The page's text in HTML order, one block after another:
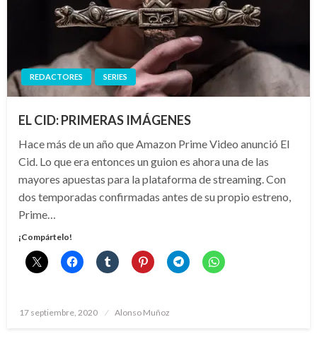
REDACTORES SERIES
EL CID: PRIMERAS IMÁGENES
Hace más de un año que Amazon Prime Video anunció El
Cid. Lo que era entonces un guion es ahora una de las
mayores apuestas para la plataforma de streaming. Con
dos temporadas confirmadas antes de su propio estreno,
Prime…
¡Compártelo!
Publicado
17 septiembre, 2020 Alonso Muñoz